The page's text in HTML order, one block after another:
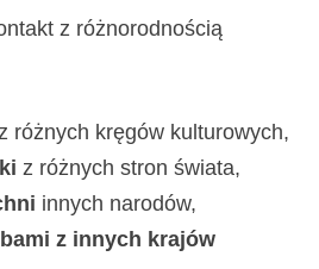
z różnorodnością
z różnych kręgów kulturowych,
z różnych stron świata,
innych narodów,
z innych krajów